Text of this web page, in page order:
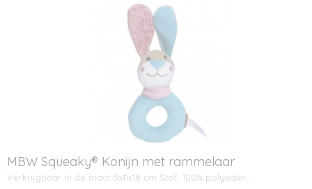
MBW Squeaky® Konijn met rammelaar
Verkrijgbaar in de maat 5x11x18 cm Stof: 100% polyester…